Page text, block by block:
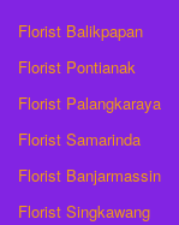
Florist Balikpapan
Florist Pontianak
Florist Palangkaraya
Florist Samarinda
Florist Banjarmassin
Florist Singkawang